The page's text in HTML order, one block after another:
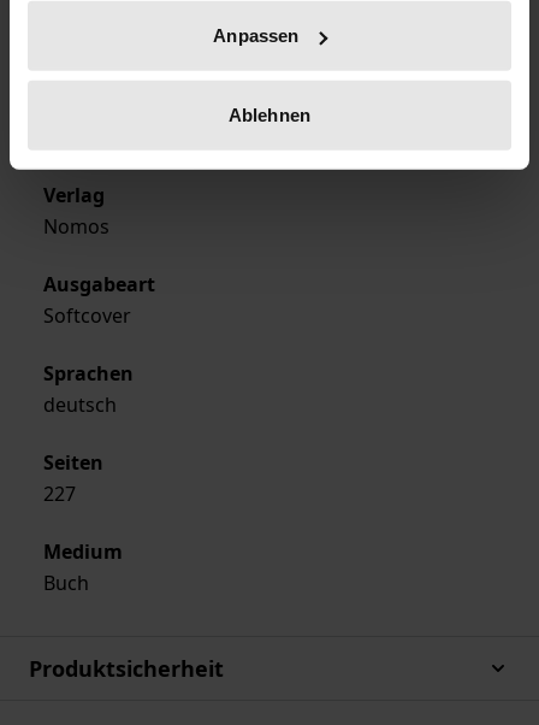
Anpassen
Ablehnen
Verlag
Nomos
Ausgabeart
Softcover
Sprachen
deutsch
Seiten
227
Medium
Buch
Produktsicherheit